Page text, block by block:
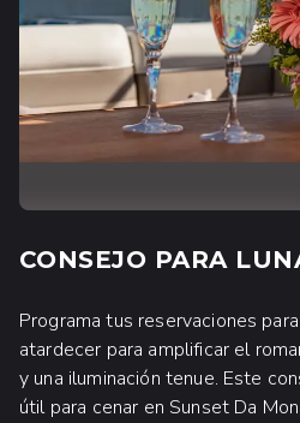
CONSEJO PARA
Programa tus reservaciones
atardecer para amplificar el
y una iluminación tenue. Este
útil para cenar en Sunset Da